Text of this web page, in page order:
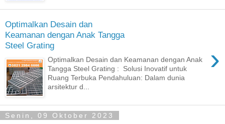
Optimalkan Desain dan
Keamanan dengan Anak Tangga
Steel Grating
›
Optimalkan Desain dan Keamanan dengan Anak
Tangga Steel Grating : Solusi Inovatif untuk
Ruang Terbuka Pendahuluan: Dalam dunia
arsitektur d...
Senin, 09 Oktober 2023